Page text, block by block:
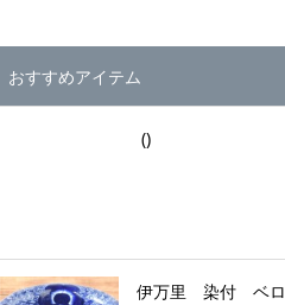
おすすめアイテム
()
伊万里 染付 ベロ